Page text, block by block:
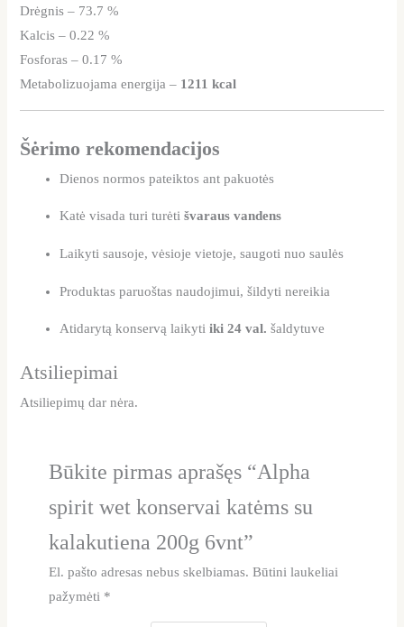
Drėgnis – 73.7 %
Kalcis – 0.22 %
Fosforas – 0.17 %
Metabolizuojama energija – 1211 kcal
Šėrimo rekomendacijos
Dienos normos pateiktos ant pakuotės
Katė visada turi turėtišvaraus vandens
Laikyti sausoje, vėsioje vietoje, saugoti nuo saulės
Produktas paruoštas naudojimui, šildyti nereikia
Atidarytą konservą laikytiiki 24 val. šaldytuve
Atsiliepimai
Atsiliepimų dar nėra.
Būkite pirmas aprašęs “Alpha
spirit wet konservai katėms su
kalakutiena 200g 6vnt”
El. pašto adresas nebus skelbiamas. Būtini laukeliai
pažymėti *